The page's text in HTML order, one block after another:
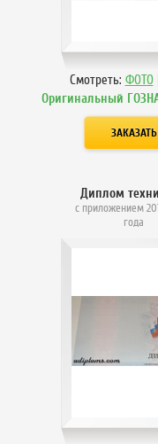
Смотреть: ФОТО
Оригинальный
Диплом
с приложением
года